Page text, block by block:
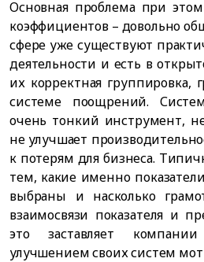
Основная проблема при
коэффициентов – довольно
сфере уже существуют
деятельности и есть в
их корректная группировка,
системе поощрений.
очень тонкий инструмент,
не улучшает
к потерям для бизнеса.
тем, какие именно
выбраны и насколько
взаимосвязи показателя и
это заставляет
улучшением своих систем